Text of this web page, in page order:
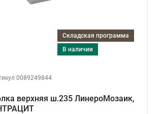
Складская программа
в наличии
0089249844
верхняя ш.235 ЛинероМозаик,